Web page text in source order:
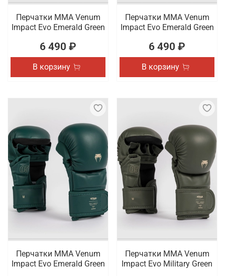
Перчатки ММА Venum
Impact Evo Emerald Green
6 490 ₽
В корзину
Перчатки ММА Venum
Impact Evo Emerald Green
6 490 ₽
В корзину
Перчатки ММА Venum
Impact Evo Emerald Green
Перчатки ММА Venum
Impact Evo Military Green